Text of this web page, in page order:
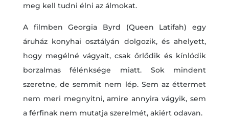
meg kell tudni élni az álmokat.
A filmben Georgia Byrd (Queen Latifah) egy
áruház konyhai osztályán dolgozik, és ahelyett,
hogy megélné vágyait, csak őrlődik és kínlódik
borzalmas félénksége miatt. Sok mindent
szeretne, de semmit nem lép. Sem az éttermet
nem meri megnyitni, amire annyira vágyik, sem
a férfinak nem mutatja szerelmét, akiért odavan.